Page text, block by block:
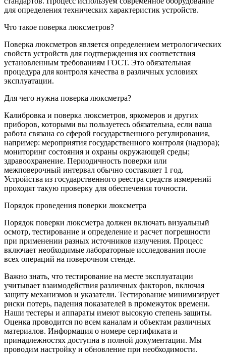
для определения технических характеристик устройств.
Что такое поверка люксметров?
Поверка люксметров является определением метрологических
свойств устройств для подтверждения их соответствия
установленным требованиям ГОСТ. Это обязательная
процедура для контроля качества в различных условиях
эксплуатации.
Для чего нужна поверка люксметра?
Калибровка и поверка люксметров, яркомеров и других
приборов, которыми вы пользуетесь обязательна, если ваша
работа связана со сферой государственного регулирования,
например: мероприятия государственного контроля (надзора);
мониторинг состояния и охраны окружающей среды;
здравоохранение. Периодичность поверки или
межповерочный интервал обычно составляет 1 год.
Устройства из государственного реестра средств измерений
проходят такую проверку для обеспечения точности.
Порядок проведения поверки люксметра
Порядок поверки люксметра должен включать визуальный
осмотр, тестирование и определение и расчет погрешности
при применении разных источников излучения. Процесс
включает необходимые лабораторные исследования после
всех операций на поверочном стенде.
Важно знать, что тестирование на месте эксплуатации
учитывает взаимодействия различных факторов, включая
защиту механизмов и указатели. Тестирование минимизирует
риски потерь, падения показателей в промежуток времени.
Наши тестеры и аппараты имеют высокую степень защиты.
Оценка проводится по всем каналам и объектам различных
материалов. Информация о номере сертификата и
принадлежностях доступна в полной документации. Мы
проводим настройку и обновление при необходимости.